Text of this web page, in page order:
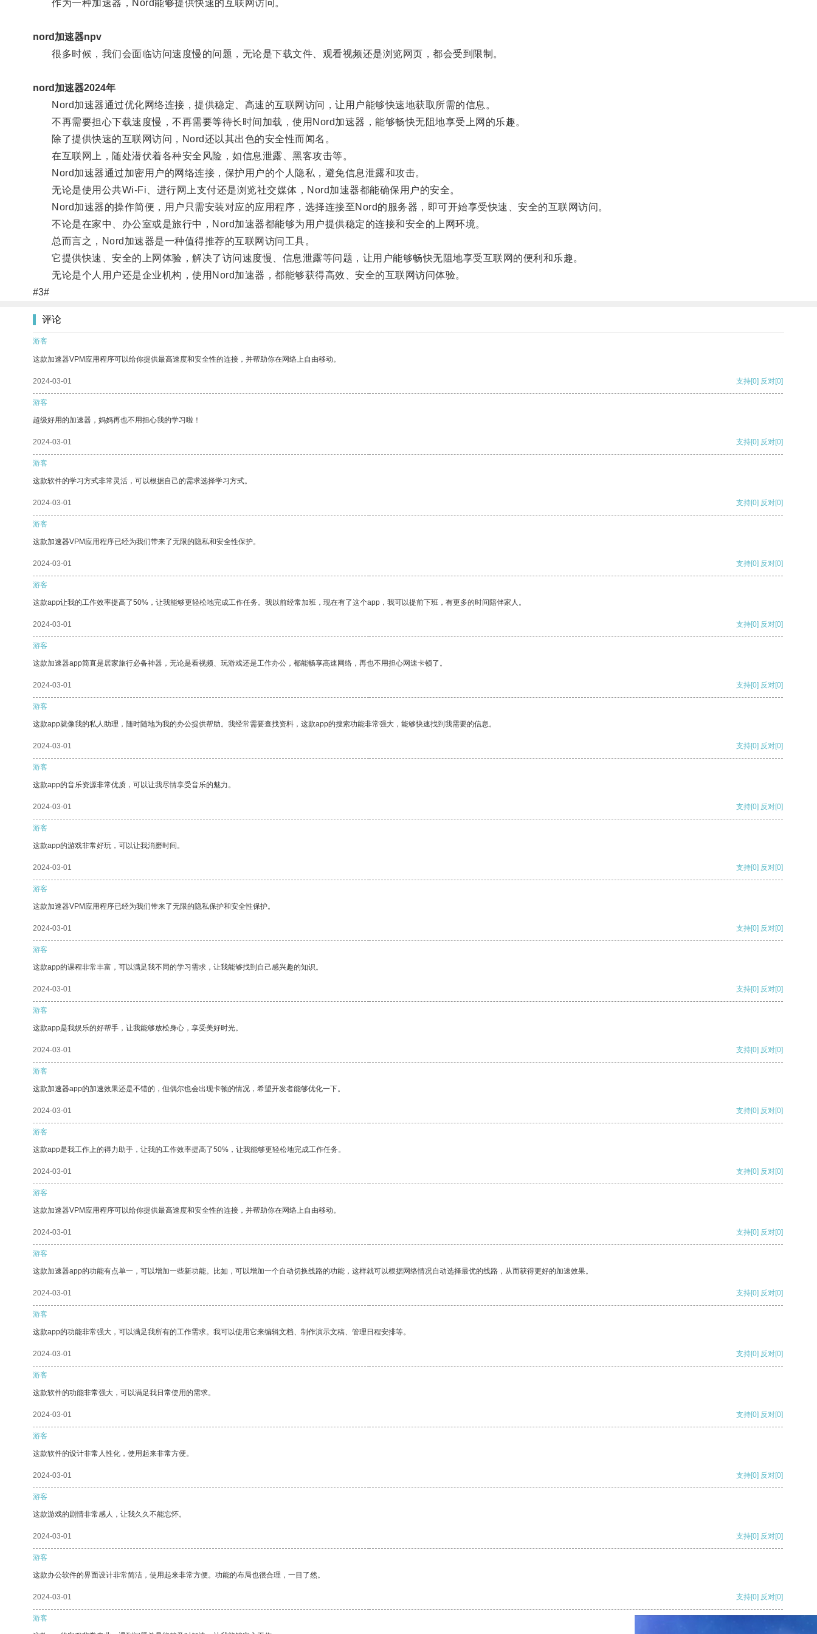
作为一种加速器，Nord能够提供快速的互联网访问。
nord加速器npv
很多时候，我们会面临访问速度慢的问题，无论是下载文件、观看视频还是浏览网页，都会受到限制。
nord加速器2024年
Nord加速器通过优化网络连接，提供稳定、高速的互联网访问，让用户能够快速地获取所需的信息。
不再需要担心下载速度慢，不再需要等待长时间加载，使用Nord加速器，能够畅快无阻地享受上网的乐趣。
除了提供快速的互联网访问，Nord还以其出色的安全性而闻名。
在互联网上，随处潜伏着各种安全风险，如信息泄露、黑客攻击等。
Nord加速器通过加密用户的网络连接，保护用户的个人隐私，避免信息泄露和攻击。
无论是使用公共Wi-Fi、进行网上支付还是浏览社交媒体，Nord加速器都能确保用户的安全。
Nord加速器的操作简便，用户只需安装对应的应用程序，选择连接至Nord的服务器，即可开始享受快速、安全的互联网访问。
不论是在家中、办公室或是旅行中，Nord加速器都能够为用户提供稳定的连接和安全的上网环境。
总而言之，Nord加速器是一种值得推荐的互联网访问工具。
它提供快速、安全的上网体验，解决了访问速度慢、信息泄露等问题，让用户能够畅快无阻地享受互联网的便利和乐趣。
无论是个人用户还是企业机构，使用Nord加速器，都能够获得高效、安全的互联网访问体验。
#3#
评论
游客
这款加速器VPM应用程序可以给你提供最高速度和安全性的连接，并帮助你在网络上自由移动。
2024-03-01 支持[0] 反对[0]
游客
超级好用的加速器，妈妈再也不用担心我的学习啦！
2024-03-01 支持[0] 反对[0]
游客
这款软件的学习方式非常灵活，可以根据自己的需求选择学习方式。
2024-03-01 支持[0] 反对[0]
游客
这款加速器VPM应用程序已经为我们带来了无限的隐私和安全性保护。
2024-03-01 支持[0] 反对[0]
游客
这款app让我的工作效率提高了50%，让我能够更轻松地完成工作任务。我以前经常加班，现在有了这个app，我可以提前下班，有更多的时间陪伴家人。
2024-03-01 支持[0] 反对[0]
游客
这款加速器app简直是居家旅行必备神器，无论是看视频、玩游戏还是工作办公，都能畅享高速网络，再也不用担心网速卡顿了。
2024-03-01 支持[0] 反对[0]
游客
这款app就像我的私人助理，随时随地为我的办公提供帮助。我经常需要查找资料，这款app的搜索功能非常强大，能够快速找到我需要的信息。
2024-03-01 支持[0] 反对[0]
游客
这款app的音乐资源非常优质，可以让我尽情享受音乐的魅力。
2024-03-01 支持[0] 反对[0]
游客
这款app的游戏非常好玩，可以让我消磨时间。
2024-03-01 支持[0] 反对[0]
游客
这款加速器VPM应用程序已经为我们带来了无限的隐私保护和安全性保护。
2024-03-01 支持[0] 反对[0]
游客
这款app的课程非常丰富，可以满足我不同的学习需求，让我能够找到自己感兴趣的知识。
2024-03-01 支持[0] 反对[0]
游客
这款app是我娱乐的好帮手，让我能够放松身心，享受美好时光。
2024-03-01 支持[0] 反对[0]
游客
这款加速器app的加速效果还是不错的，但偶尔也会出现卡顿的情况，希望开发者能够优化一下。
2024-03-01 支持[0] 反对[0]
游客
这款app是我工作上的得力助手，让我的工作效率提高了50%，让我能够更轻松地完成工作任务。
2024-03-01 支持[0] 反对[0]
游客
这款加速器VPM应用程序可以给你提供最高速度和安全性的连接，并帮助你在网络上自由移动。
2024-03-01 支持[0] 反对[0]
游客
这款加速器app的功能有点单一，可以增加一些新功能。比如，可以增加一个自动切换线路的功能，这样就可以根据网络情况自动选择最优的线路，从而获得更好的加速效果。
2024-03-01 支持[0] 反对[0]
游客
这款app的功能非常强大，可以满足我所有的工作需求。我可以使用它来编辑文档、制作演示文稿、管理日程安排等。
2024-03-01 支持[0] 反对[0]
游客
这款软件的功能非常强大，可以满足我日常使用的需求。
2024-03-01 支持[0] 反对[0]
游客
这款软件的设计非常人性化，使用起来非常方便。
2024-03-01 支持[0] 反对[0]
游客
这款游戏的剧情非常感人，让我久久不能忘怀。
2024-03-01 支持[0] 反对[0]
游客
这款办公软件的界面设计非常简洁，使用起来非常方便。功能的布局也很合理，一目了然。
2024-03-01 支持[0] 反对[0]
游客